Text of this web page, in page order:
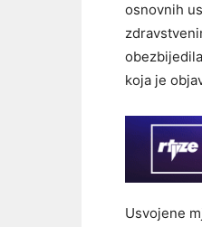
osnovnih
koja je
Usvojene